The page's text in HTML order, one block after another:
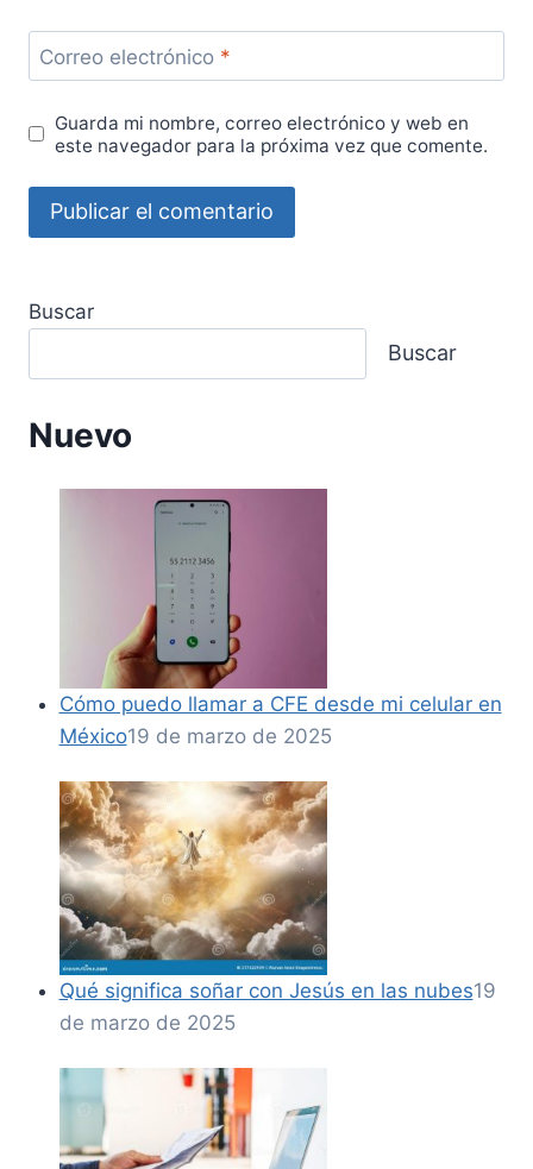
Correo electrónico *
Guarda mi nombre, correo electrónico y web en
este navegador para la próxima vez que comente.
Buscar
Buscar
Nuevo
Cómo puedo llamar a CFE desde mi celular en
México19 de marzo de 2025
Qué significa soñar con Jesús en las nubes19
de marzo de 2025